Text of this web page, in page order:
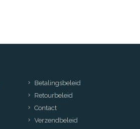
Betalingsbeleid
Retourbeleid
Contact
Verzendbeleid